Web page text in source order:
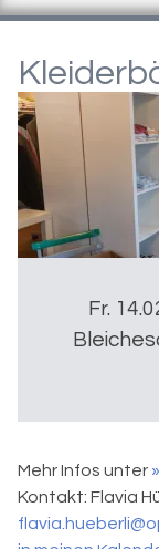
Fr.
Mehr Infos unter
Kontakt: Flavia